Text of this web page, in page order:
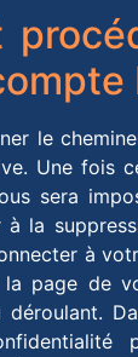
le
Une fois
sera
la
à
la page de
déroulant.